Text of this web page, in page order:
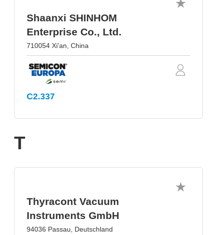
Shaanxi SHINHOM
Enterprise Co., Ltd.
710054 Xi'an, China
C2.337
T
Thyracont Vacuum
Instruments GmbH
94036 Passau, Deutschland